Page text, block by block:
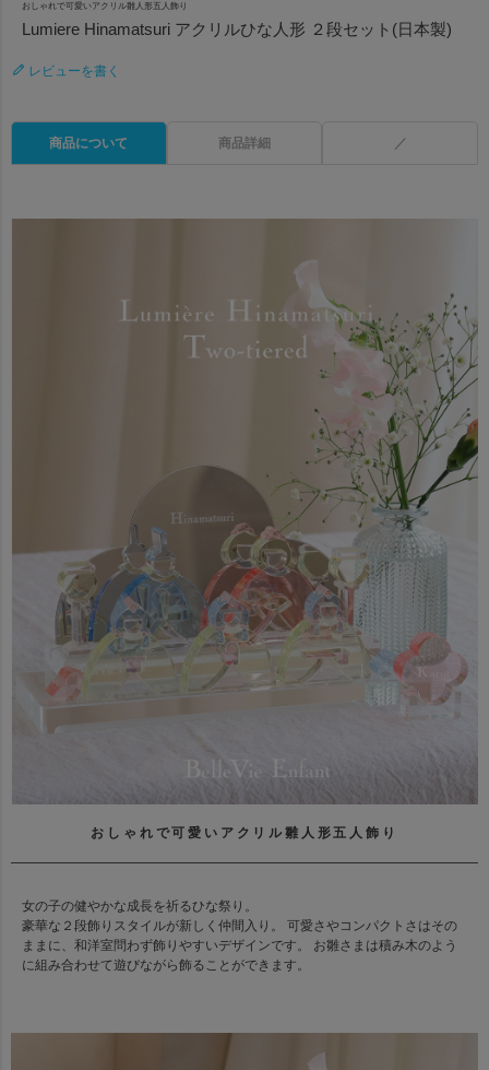
おしゃれで可愛いアクリル雛人形五人飾り
Lumiere Hinamatsuri アクリルひな人形 ２段セット(日本製)
レビューを書く
商品について
おしゃれで可愛いアクリル雛人形五人飾り
女の子の健やかな成長を祈るひな祭り。
豪華な２段飾りスタイルが新しく仲間入り。 可愛さやコンパクトさはその
ままに、和洋室問わず飾りやすいデザインです。 お雛さまは積み木のよう
に組み合わせて遊びながら飾ることができます。
商品詳細 ／